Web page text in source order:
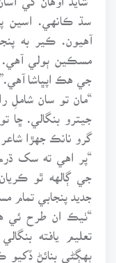
سڌ ڪانهي. اسين
آهيون. ڪير به
مسڪين ٻولي آهي.
جي هڪ اپڀاشا آهي.”
“مان تو سان شاملِ
جيترو بنگالي. ڇا
گرو نانڪ جهڙا
“پر اهي ته سک
جي ڳالهه ٿو
جديد پنجابي تمام
“ٺيڪ ان طرح ئي
تعليم يافته
ٻهڳڻي بنائڻ